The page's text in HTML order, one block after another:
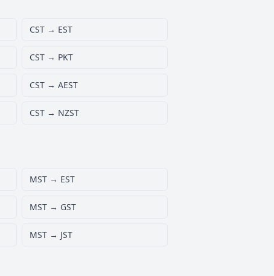
CST → EST
CST → PKT
CST → AEST
CST → NZST
MST → EST
MST → GST
MST → JST